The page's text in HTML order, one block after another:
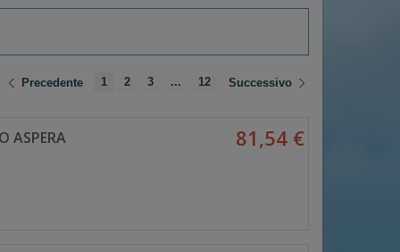
Precedente 1 2 3 ... 12 Successivo
ASPERA 81,54 €